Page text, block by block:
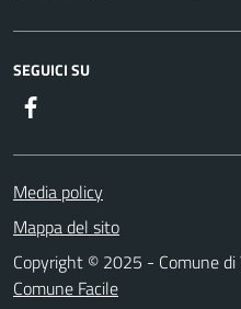
SEGUICI SU
Media policy
Mappa del sito
Copyright © 2025 - Comune
Comune Facile